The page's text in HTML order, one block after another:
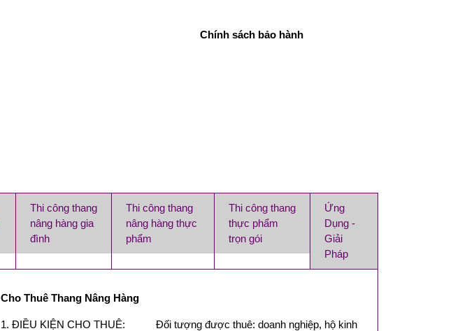
Chính sách bảo hành
Thi công thang
nâng hàng gia
đình
Thi công thang
nâng hàng thực
phẩm
Thi công thang
thực phẩm
trọn gói
Ứng
Dụng -
Giải
Pháp
Cho Thuê Thang Nâng Hàng
1. ĐIỀU KIỆN CHO THUÊ: Đối tượng được thuê: doanh nghiệp, hộ kinh